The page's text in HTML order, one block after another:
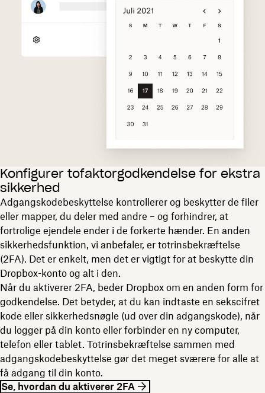
Konfigurer tofaktorgodkendelse for ekstra
sikkerhed
Adgangskodebeskyttelse kontrollerer og beskytter de filer
eller mapper, du deler med andre – og forhindrer, at
fortrolige ejendele ender i de forkerte hænder. En anden
sikkerhedsfunktion, vi anbefaler, er totrinsbekræftelse
(2FA). Det er enkelt, men det er vigtigt for at beskytte din
Dropbox-konto og alt i den.
Når du aktiverer 2FA, beder Dropbox om en anden form for
godkendelse. Det betyder, at du kan indtaste en sekscifret
kode eller sikkerhedsnøgle (ud over din adgangskode), når
du logger på din konto eller forbinder en ny computer,
telefon eller tablet. Totrinsbekræftelse sammen med
adgangskodebeskyttelse gør det meget sværere for alle at
få adgang til din konto.
Se, hvordan du aktiverer 2FA